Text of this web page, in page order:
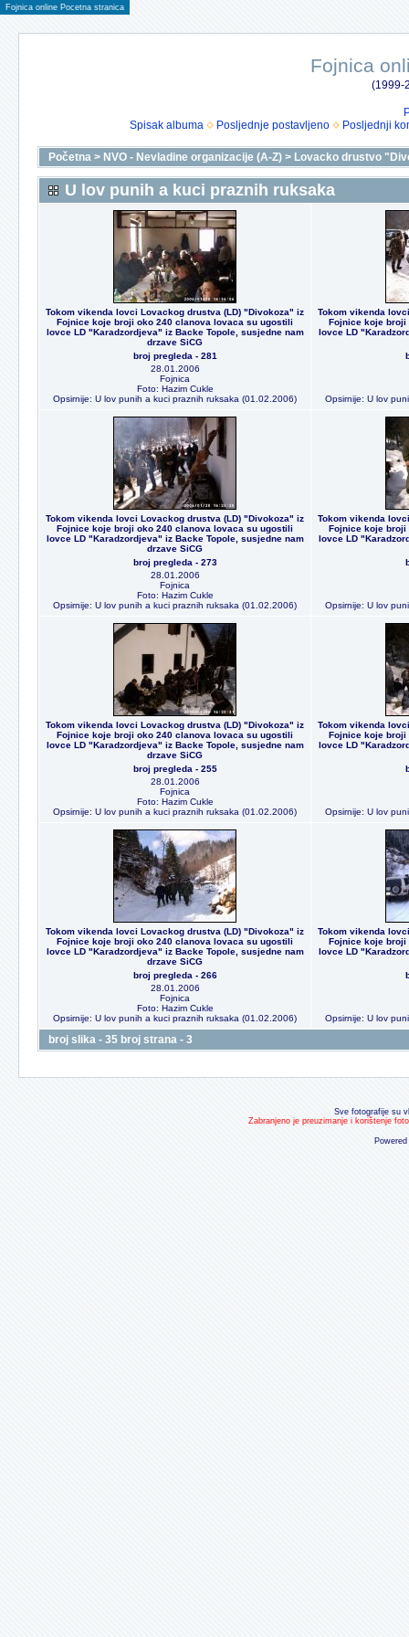
Fojnica online Pocetna stranica
Fojnica
(1999-
Spisak albuma
Posljednje postavljeno Posljednji
Početna > NVO - Nevladine organizacije (A-Z) > Lovacko drustvo
U lov punih a kuci praznih ruksaka
Tokom vikenda lovci Lovackog drustva (LD) "Divokoza" iz
Fojnice koje broji oko 240 clanova lovaca su ugostili
lovce LD "Karadzordjeva" iz Backe Topole, susjedne nam
drzave SiCG
broj pregleda - 281
28.01.2006
Fojnica
Foto: Hazim Cukle
Opsirnije: U lov punih a kuci praznih ruksaka (01.02.2006)
Tokom vikenda
Fojnice koje broji
lovce LD
Opsirnije: U lov
Tokom vikenda lovci Lovackog drustva (LD) "Divokoza" iz
Fojnice koje broji oko 240 clanova lovaca su ugostili
lovce LD "Karadzordjeva" iz Backe Topole, susjedne nam
drzave SiCG
broj pregleda - 273
28.01.2006
Fojnica
Foto: Hazim Cukle
Opsirnije: U lov punih a kuci praznih ruksaka (01.02.2006)
Tokom vikenda
Fojnice koje broji
lovce LD
Opsirnije: U lov
Tokom vikenda lovci Lovackog drustva (LD) "Divokoza" iz
Fojnice koje broji oko 240 clanova lovaca su ugostili
lovce LD "Karadzordjeva" iz Backe Topole, susjedne nam
drzave SiCG
broj pregleda - 255
28.01.2006
Fojnica
Foto: Hazim Cukle
Opsirnije: U lov punih a kuci praznih ruksaka (01.02.2006)
Tokom vikenda
Fojnice koje broji
lovce LD
Opsirnije: U lov
Tokom vikenda lovci Lovackog drustva (LD) "Divokoza" iz
Fojnice koje broji oko 240 clanova lovaca su ugostili
lovce LD "Karadzordjeva" iz Backe Topole, susjedne nam
drzave SiCG
broj pregleda - 266
28.01.2006
Fojnica
Foto: Hazim Cukle
Opsirnije: U lov punih a kuci praznih ruksaka (01.02.2006)
Tokom vikenda
Fojnice koje broji
lovce LD
Opsirnije: U lov
broj slika - 35 broj strana - 3
Sve fotografije su
Zabranjeno je preuzimanje i korištenje